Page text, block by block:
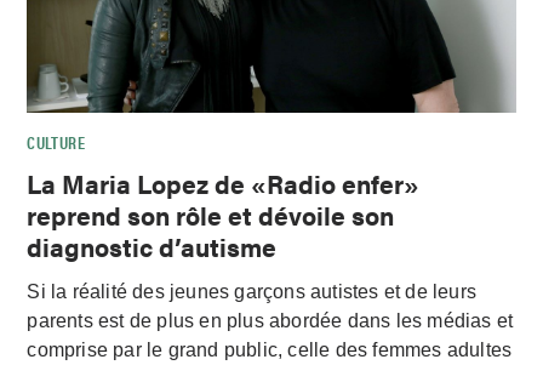
CULTURE
La Maria Lopez de «Radio enfer»
reprend son rôle et dévoile son
diagnostic d’autisme
Si la réalité des jeunes garçons autistes et de leurs
parents est de plus en plus abordée dans les médias et
comprise par le grand public, celle des femmes adultes